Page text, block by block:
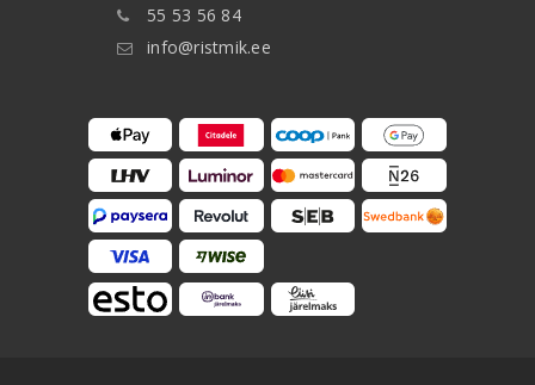
55 53 56 84
info@ristmik.ee